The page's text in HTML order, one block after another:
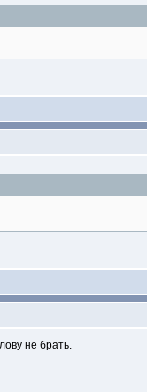
не брать.